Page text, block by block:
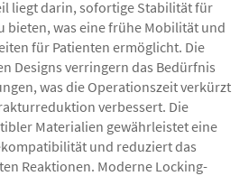
liegt darin, sofortige Stabilität für
bieten, was eine frühe Mobilität und
für Patienten ermöglicht. Die
Designs verringern das Bedürfnis
was die Operationszeit verkürzt
verbessert. Die
Materialien gewährleistet eine
und reduziert das
Reaktionen. Moderne Locking-